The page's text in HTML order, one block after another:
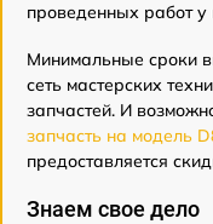
проведенных работ у
Минимальные сроки
сеть мастерских
запчастей. И
запчасть на модель
предоставляется
Знаем свое дело